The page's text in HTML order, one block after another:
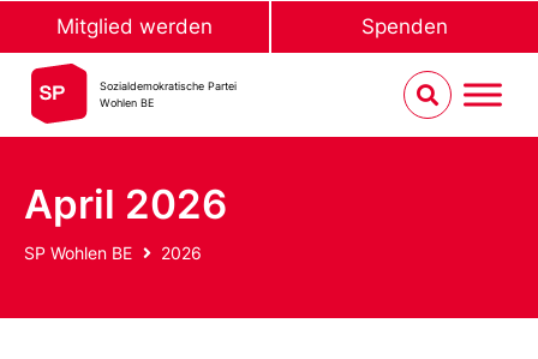
Mitglied werden Spenden
Sozialdemokratische Partei
Wohlen BE
April 2026
SP Wohlen BE 2026